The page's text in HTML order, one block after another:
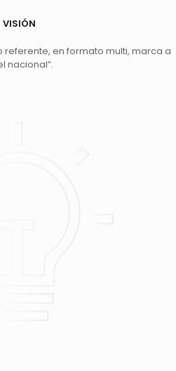
VISIÓN
referente, en formato multi, marca a
nacional”.